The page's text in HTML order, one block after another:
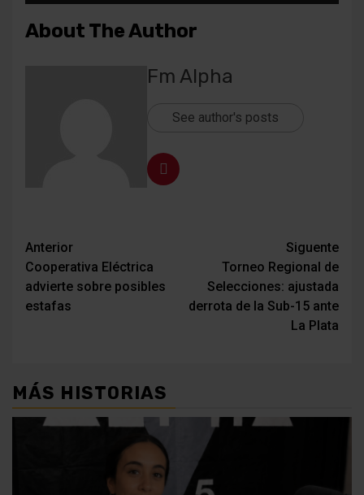
About The Author
Fm Alpha
See author's posts
Navegación
de
entradas
Anterior
Cooperativa Eléctrica
advierte sobre posibles
estafas
Siguente
Torneo Regional de
Selecciones: ajustada
derrota de la Sub-15 ante
La Plata
MÁS HISTORIAS